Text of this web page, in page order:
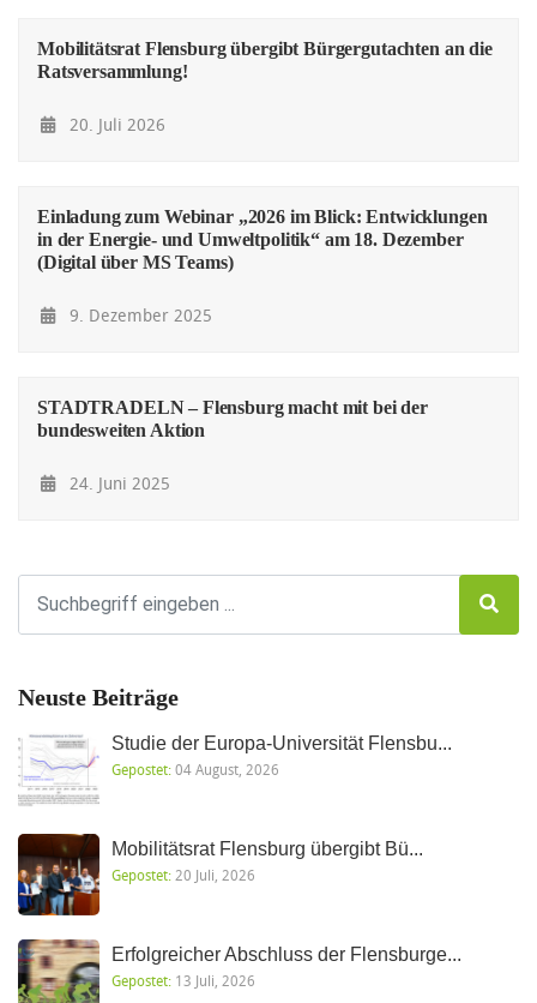
Mobilitätsrat Flensburg übergibt Bürgergutachten an die
Ratsversammlung!
20. Juli 2026
Einladung zum Webinar „2026 im Blick: Entwicklungen
in der Energie- und Umweltpolitik“ am 18. Dezember
(Digital über MS Teams)
9. Dezember 2025
STADTRADELN – Flensburg macht mit bei der
bundesweiten Aktion
24. Juni 2025
Neuste Beiträge
Studie der Europa-Universität Flensbu...
Gepostet:04 August, 2026
Mobilitätsrat Flensburg übergibt Bü...
Gepostet: 20 Juli, 2026
Erfolgreicher Abschluss der Flensburge...
Gepostet: 13 Juli, 2026